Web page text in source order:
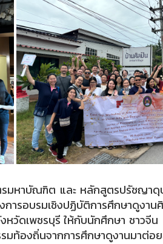
มหาบัณฑิต และ หลักสูตรปรัชญา
รอบรมเชิงปฏิบัติการศึกษาดูงา
ดเพชรบุรี ให้กับนักศึกษา ชาวจีน
ท้องถิ่นจากการศึกษาดูงานมาต่อ